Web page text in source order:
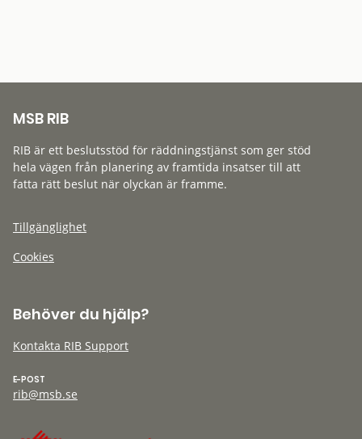
MSB RIB
RIB är ett beslutsstöd för räddningstjänst som ger stöd
hela vägen från planering av framtida insatser till att
fatta rätt beslut när olyckan är framme.
Tillgänglighet
Cookies
Behöver du hjälp?
Kontakta RIB Support
E-POST
rib@msb.se